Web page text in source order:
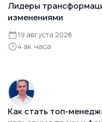
Лидеры
изменениями
19 августа 2026
4 ак. часа
Как стать топ-